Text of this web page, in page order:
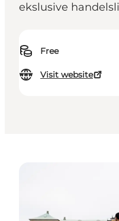
ekslusive
Free
Visit website